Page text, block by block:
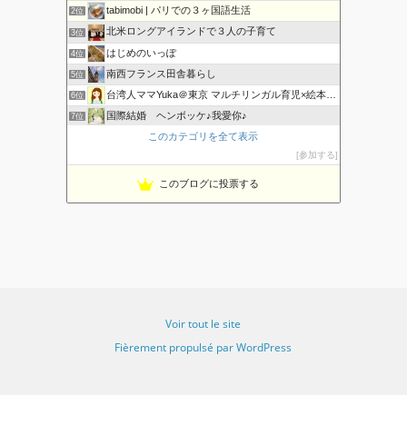
2位 tabimobi | パリでの３ヶ国語生活
3位 北米ロングアイランドで３人の子育て
4位 はじめのいっぽ
5位 南西フランス田舎暮らし
6位 台湾人ママYuka＠東京 マルチリンガル育児×絵本×知育
7位 国際結婚 ヘンボッケ♪我愛你♪
海外暮らし、風の吹くまま気の向くままに♪
香港でマルチリンガル育児
このカテゴリを全て表示
参加する
このブログに投票する
Voir tout le site
Fièrement propulsé par WordPress